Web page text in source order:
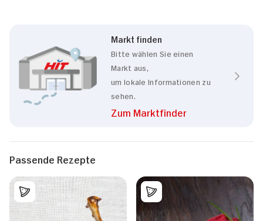
Markt finden
Bitte wählen Sie einen
Markt aus,
um lokale Informationen zu
sehen.
Zum Marktfinder
Passende Rezepte